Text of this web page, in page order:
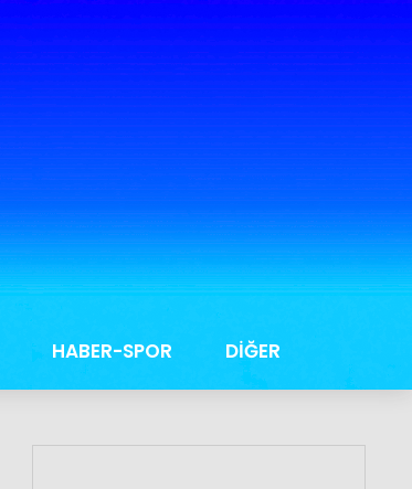
HABER-SPOR DİĞER